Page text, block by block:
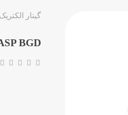
گیتار الکتریک
BGD